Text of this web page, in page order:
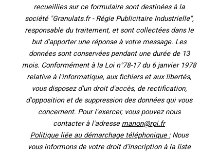
recueillies sur ce formulaire sont destinées à la
société "Granulats.fr - Régie Publicitaire Industrielle",
responsable du traitement, et sont collectées dans le
but d'apporter une réponse à votre message. Les
données sont conservées pendant une durée de 13
mois. Conformément à la Loi n°78-17 du 6 janvier 1978
relative à l'informatique, aux fichiers et aux libertés,
vous disposez d'un droit d'accès, de rectification,
d'opposition et de suppression des données qui vous
concernent. Pour l'exercer, vous pouvez nous
contacter à l'adresse manon@rpi.fr
Politique liée au démarchage téléphonique :Nous
vous informons de votre droit d'inscription à la liste